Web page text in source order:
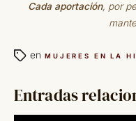
Cada aportación, por
en MUJERES EN LA
Entradas